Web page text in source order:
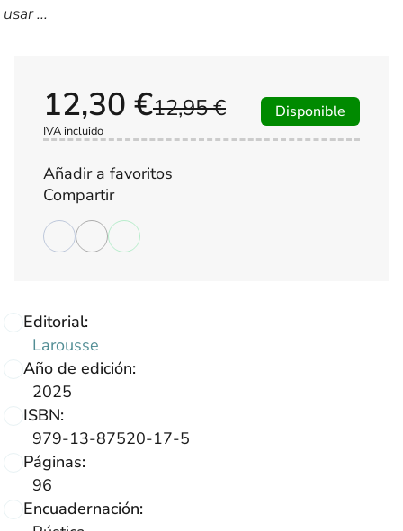
usar ...
Editorial:
Larousse
Año de edición:
2025
ISBN:
979-13-87520-17-5
Páginas:
96
Encuadernación:
12,95 €
12,30 €
IVA incluido
Disponible
Añadir a favoritos
Compartir